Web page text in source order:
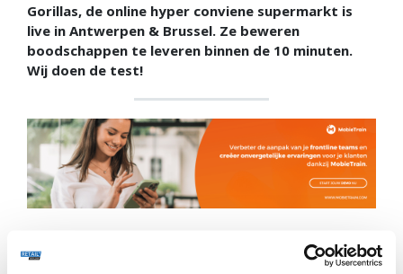
Gorillas, de online hyper conviene supermarkt is
live in Antwerpen & Brussel. Ze beweren
boodschappen te leveren binnen de 10 minuten.
Wij doen de test!
Naast Gorillas, ontdek je deze week ook meer over: